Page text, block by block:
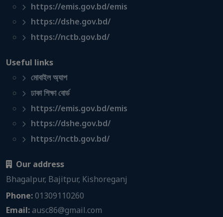
https://emis.gov.bd/emis
https://dshe.gov.bd/
https://nctb.gov.bd/
Useful links
মোবাইল অ্যাপ
ঢাকা শিক্ষা বোর্ড
https://emis.gov.bd/emis
https://dshe.gov.bd/
https://nctb.gov.bd/
Our address
Bhagalpur, Bajitpur, Kishoreganj
Phone:01309110260
Email:ausc86@gmail.com